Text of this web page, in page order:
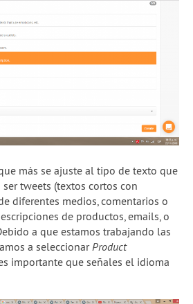
más se ajuste al tipo de texto que
tweets (textos cortos con
diferentes medios, comentarios o
de productos, emails, o
a que estamos trabajando las
a seleccionarProduct
importante que señales el idioma